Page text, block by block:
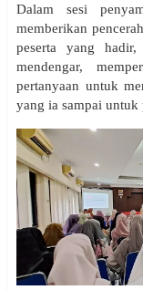
Dalam sesi
memberikan
peserta yang
mendengar,
pertanyaan untuk
yang ia sampai untuk